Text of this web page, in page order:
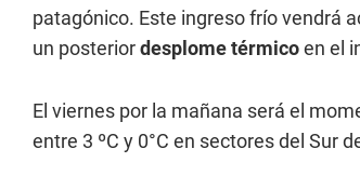
patagónico. Este ingreso frío vendrá
un posteriordesplome térmicoen el
El viernes por la mañana será el
entre 3 ºC y 0°C en sectores del Sur